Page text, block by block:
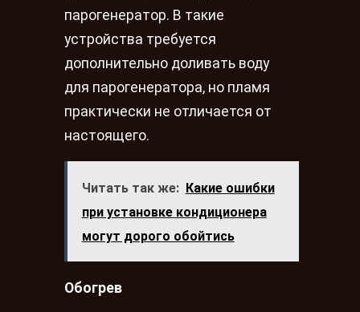
парогенератор. В такие
устройства требуется
дополнительно доливать воду
для парогенератора, но пламя
практически не отличается от
настоящего.
Читать так же: Какие ошибки
при установке кондиционера
могут дорого обойтись
Обогрев